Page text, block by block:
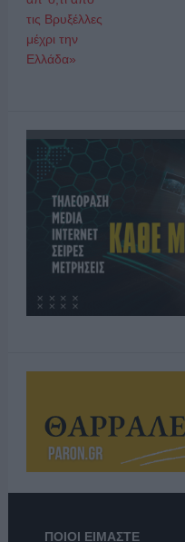
ΠΟΙΟΙ ΕΙΜΑΣΤΕ